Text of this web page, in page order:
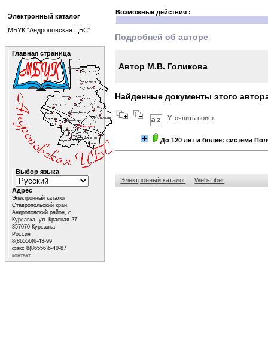
Возможные действия :
Подробней об авторе
Автор М.В. Голикова
Найденные документы этого
Уточнить поиск
До 120 лет и более: система
Электронный каталог Web-Liber
Электронный каталог
МБУК "Андроповская ЦБС"
Главная страница
Выбор языка
Адрес
Электронный каталог
Ставропольский край,
Андроповский район, с.
Курсавка, ул. Красная 27
357070 Курсавка
Россия
8(86556)6-43-99
факс 8(86556)6-40-87
контакт